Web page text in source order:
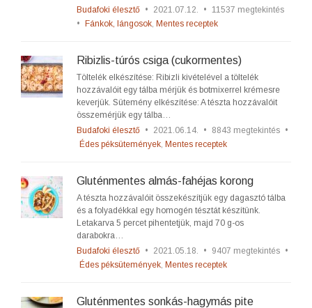
Budafoki élesztő • 2021.07.12. • 11537 megtekintés
•
Fánkok, lángosok, Mentes receptek
Ribizlis-túrós csiga (cukormentes)
Töltelék elkészítése: Ribizli kivételével a töltelék
hozzávalóit egy tálba mérjük és botmixerrel krémesre
keverjük. Sütemény elkészítése: A tészta hozzávalóit
összemérjük egy tálba…
Budafoki élesztő • 2021.06.14. • 8843 megtekintés •
Édes péksütemények, Mentes receptek
Gluténmentes almás-fahéjas korong
A tészta hozzávalóit összekészítjük egy dagasztó tálba
és a folyadékkal egy homogén tésztát készítünk.
Letakarva 5 percet pihentetjük, majd 70 g-os
darabokra…
Budafoki élesztő • 2021.05.18. • 9407 megtekintés •
Édes péksütemények, Mentes receptek
Gluténmentes sonkás-hagymás pite